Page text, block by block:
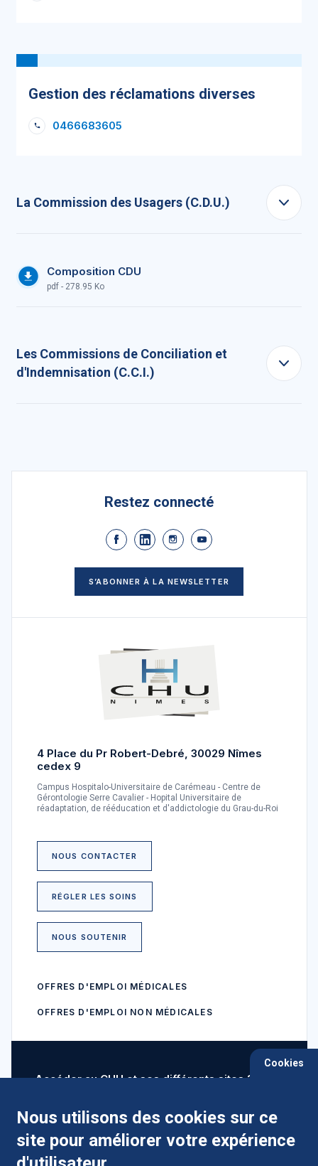
Gestion des réclamations diverses
0466683605
La Commission des Usagers (C.D.U.)
Composition CDU
pdf - 278.95 Ko
Les Commissions de Conciliation et
d'Indemnisation (C.C.I.)
Restez connecté
S’ABONNER À LA NEWSLETTER
4 Place du Pr Robert-Debré, 30029 Nîmes
cedex 9
Campus Hospitalo-Universitaire de Carémeau - Centre de
Gérontologie Serre Cavalier - Hopital Universitaire de
réadaptation, de rééducation et d'addictologie du Grau-du-Roi
NOUS CONTACTER
RÉGLER LES SOINS
NOUS SOUTENIR
OFFRES D'EMPLOI MÉDICALES
OFFRES D'EMPLOI NON MÉDICALES
Accéder au CHU et ses différents sites ?
Comment préparer mon hospitalisation ?
Cookies
Nous utilisons des cookies sur ce
site pour améliorer votre expérience